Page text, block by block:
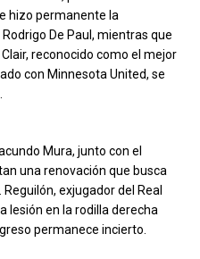
hizo permanente la
De Paul, mientras que
reconocido como el mejor
con Minnesota United, se
Mura, junto con el
una renovación que busca
exjugador del Real
lesión en la rodilla derecha
permanece incierto.